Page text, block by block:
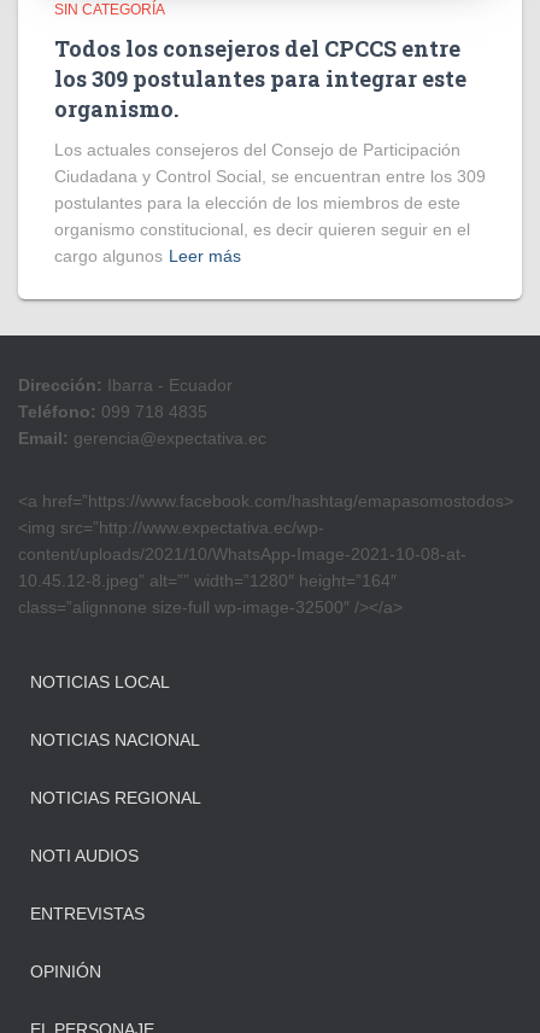
SIN CATEGORÍA
Todos los consejeros del CPCCS entre
los 309 postulantes para integrar este
organismo.
Los actuales consejeros del Consejo de Participación
Ciudadana y Control Social, se encuentran entre los 309
postulantes para la elección de los miembros de este
organismo constitucional, es decir quieren seguir en el
cargo algunos Leer más
Dirección: Ibarra - Ecuador
Teléfono: 099 718 4835
Email: gerencia@expectativa.ec
<a href=”https://www.facebook.com/hashtag/emapasomostodos>
<img src=”http://www.expectativa.ec/wp-
content/uploads/2021/10/WhatsApp-Image-2021-10-08-at-
10.45.12-8.jpeg” alt=”” width=”1280″ height=”164″
class=”alignnone size-full wp-image-32500″ /></a>
NOTICIAS LOCAL
NOTICIAS NACIONAL
NOTICIAS REGIONAL
NOTI AUDIOS
ENTREVISTAS
OPINIÓN